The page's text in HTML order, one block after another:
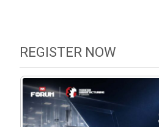
REGISTER NOW